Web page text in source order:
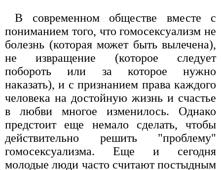
В современном обществе вместе с
пониманием того, что гомосексуализм не
болезнь (которая может быть вылечена),
не извращение (которое следует
побороть или за которое нужно
наказать), и с признанием права каждого
человека на достойную жизнь и счастье
в любви многое изменилось. Однако
предстоит еще немало сделать, чтобы
действительно решить "проблему"
гомосексуализма. Еще и сегодня
молодые люди часто считают постыдным